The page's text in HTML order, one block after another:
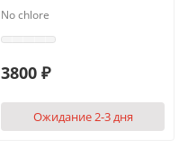
No chlore
3800 ₽
Ожидание 2-3 дня